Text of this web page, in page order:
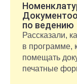
по ведению
Рассказали,
в программе,
помещать
печатные